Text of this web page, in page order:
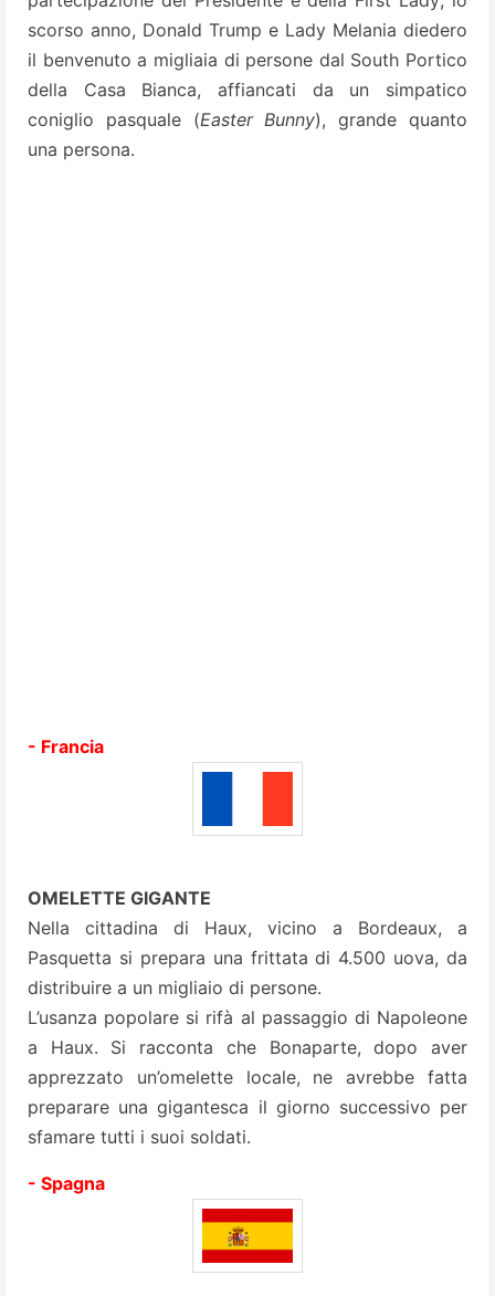
scorso anno, Donald Trump e Lady Melania diedero
il benvenuto a migliaia di persone dal South Portico
della Casa Bianca, affiancati da un simpatico
coniglio pasquale (Easter Bunny), grande quanto
una persona.
- Francia
OMELETTE GIGANTE
Nella cittadina di Haux, vicino a Bordeaux, a
Pasquetta si prepara una frittata di 4.500 uova, da
distribuire a un migliaio di persone.
L’usanza popolare si rifà al passaggio di Napoleone
a Haux. Si racconta che Bonaparte, dopo aver
apprezzato un’omelette locale, ne avrebbe fatta
preparare una gigantesca il giorno successivo per
sfamare tutti i suoi soldati.
- Spagna